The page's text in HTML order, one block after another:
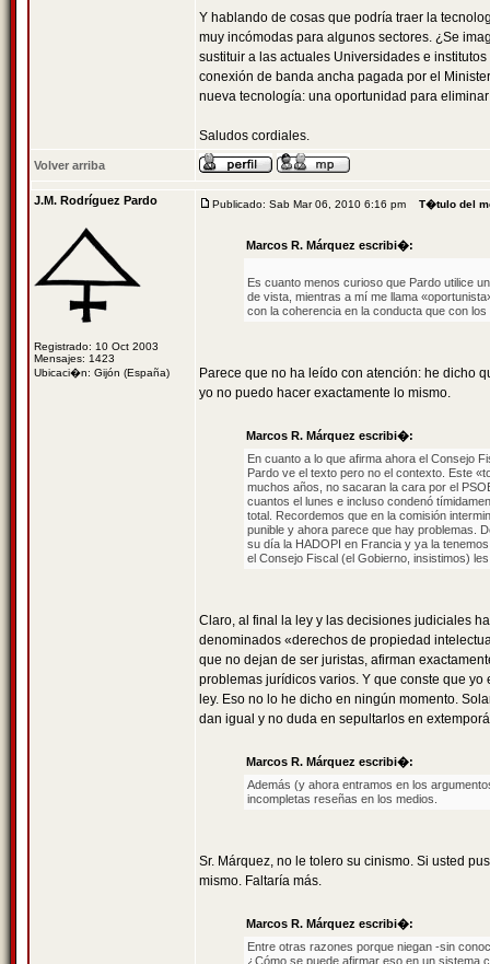
Y hablando de cosas que podría traer la
muy incómodas para algunos sectores. ¿Se
sustituir a las actuales Universidades e
conexión de banda ancha pagada por el
nueva tecnología: una oportunidad para
Saludos cordiales.
Volver arriba
J.M. Rodríguez Pardo
Registrado: 10 Oct 2003
Mensajes: 1423
Ubicaci�n: Gijón (España)
Publicado: Sab Mar 06, 2010 6:16 pm T�tulo del
Marcos R. Márquez escribi�:
Es cuanto menos curioso que Pardo utilice
de vista, mientras a mí me llama
con la coherencia en la conducta que con
Parece que no ha leído con atención: he dicho
yo no puedo hacer exactamente lo mismo.
Marcos R. Márquez escribi�:
En cuanto a lo que afirma ahora el Consejo
Pardo ve el texto pero no el contexto. Este
muchos años, no sacaran la cara por el
cuantos el lunes e incluso condenó
total. Recordemos que en la comisión
punible y ahora parece que hay problemas.
su día la HADOPI en Francia y ya la
el Consejo Fiscal (el Gobierno, insistimos)
Claro, al final la ley y las decisiones judiciales
denominados «derechos de propiedad
que no dejan de ser juristas, afirman
problemas jurídicos varios. Y que conste que
ley. Eso no lo he dicho en ningún momento.
dan igual y no duda en sepultarlos en
Marcos R. Márquez escribi�:
Además (y ahora entramos en los
incompletas reseñas en los medios.
Sr. Márquez, no le tolero su cinismo. Si usted
mismo. Faltaría más.
Marcos R. Márquez escribi�:
Entre otras razones porque niegan -sin
¿Cómo se puede afirmar eso en un sistema